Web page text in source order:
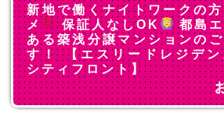
新地で働くナイトワークの
メ
保証人なしOK
都島
ある築浅分譲マンションの
す！ 【エスリードレジデン
シティフロント】